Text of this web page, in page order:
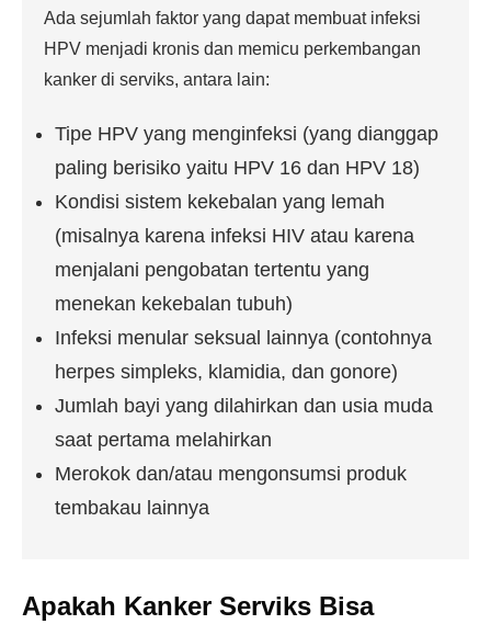
Ada sejumlah faktor yang dapat membuat infeksi
HPV menjadi kronis dan memicu perkembangan
kanker di serviks, antara lain:
Tipe HPV yang menginfeksi (yang dianggap
paling berisiko yaitu HPV 16 dan HPV 18)
Kondisi sistem kekebalan yang lemah
(misalnya karena infeksi HIV atau karena
menjalani pengobatan tertentu yang
menekan kekebalan tubuh)
Infeksi menular seksual lainnya (contohnya
herpes simpleks, klamidia, dan gonore)
Jumlah bayi yang dilahirkan dan usia muda
saat pertama melahirkan
Merokok dan/atau mengonsumsi produk
tembakau lainnya
Apakah Kanker Serviks Bisa